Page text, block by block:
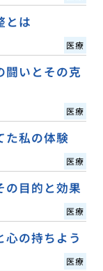
とは
医療
闘いとその克
医療
た私の体験
医療
の目的と効果
医療
心の持ちよう
医療